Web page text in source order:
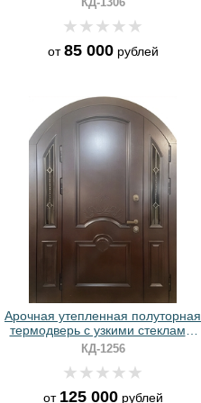
панелями МДФ RAL 7016
от85 000рублей
Арочная утепленная полуторная
термодверь с узкими стеклами,
ковкой и панелями МДФ шпон
КД-1256
от 125 000рублей